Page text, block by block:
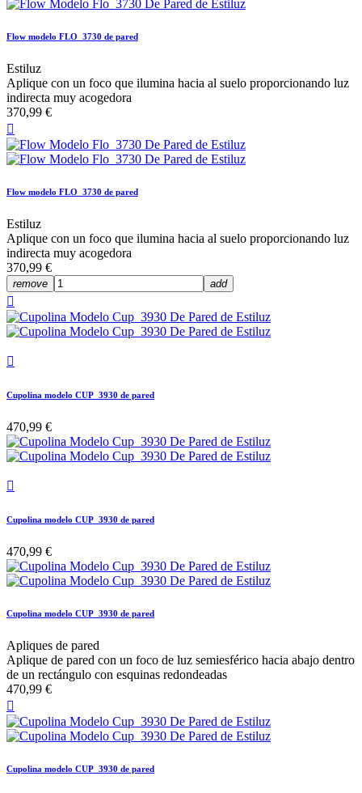
Flow modelo FLO_3730 de pared
Estiluz
Aplique con un foco que ilumina hacia al suelo proporcionando luz
indirecta muy acogedora
370,99 €

Flow modelo FLO_3730 de pared
Estiluz
Aplique con un foco que ilumina hacia al suelo proporcionando luz
indirecta muy acogedora
370,99 €
remove add


Cupolina modelo CUP_3930 de pared
470,99 €

Cupolina modelo CUP_3930 de pared
470,99 €
Cupolina modelo CUP_3930 de pared
Apliques de pared
Aplique de pared con un foco de luz semiesférico hacia abajo dentro
de un rectángulo con esquinas redondeadas
470,99 €

Cupolina modelo CUP_3930 de pared